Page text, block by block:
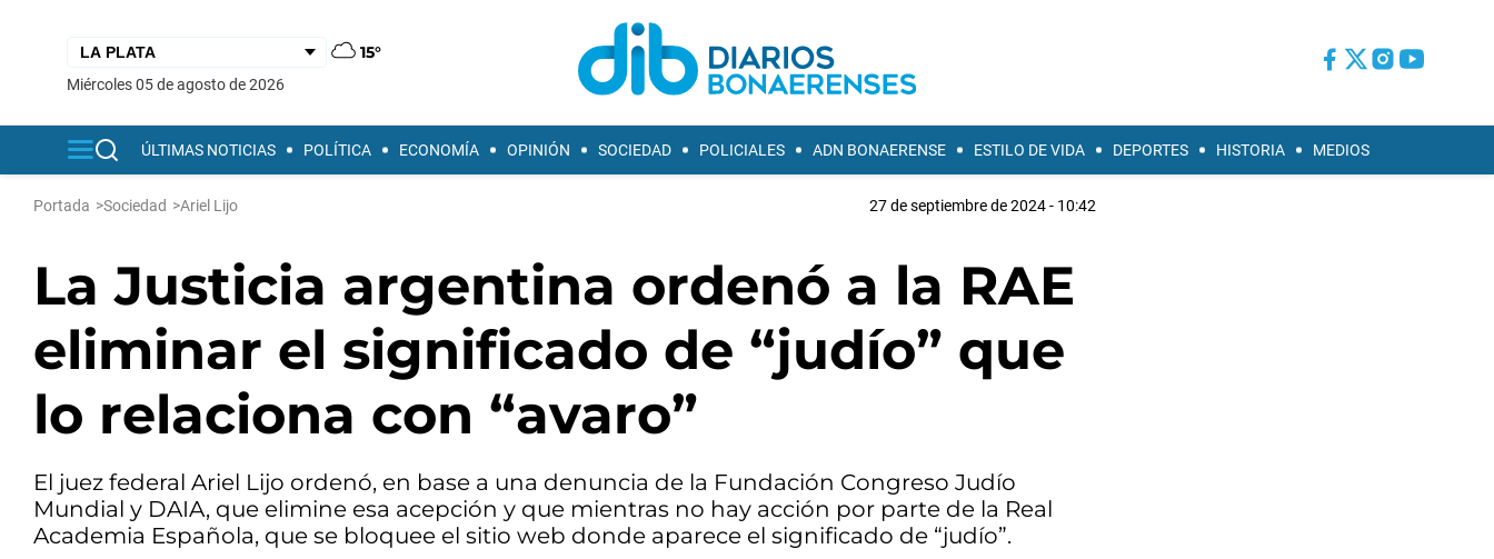
15°
miércoles 05 de agosto de 2026
ÚLTIMAS NOTICIAS POLÍTICA ECONOMÍA OPINIÓN SOCIEDAD POLICIALES ADN BONAERENSE ESTILO DE VIDA DEPORTES HISTORIA MEDIOS
Portada >Sociedad >Ariel Lijo 27 de septiembre de 2024 - 10:42
La Justicia argentina ordenó a la RAE
eliminar el significado de “judío” que
lo relaciona con “avaro”
El juez federal Ariel Lijo ordenó, en base a una denuncia de la Fundación Congreso Judío
Mundial y DAIA, que elimine esa acepción y que mientras no hay acción por parte de la Real
Academia Española, que se bloquee el sitio web donde aparece el significado de “judío”.